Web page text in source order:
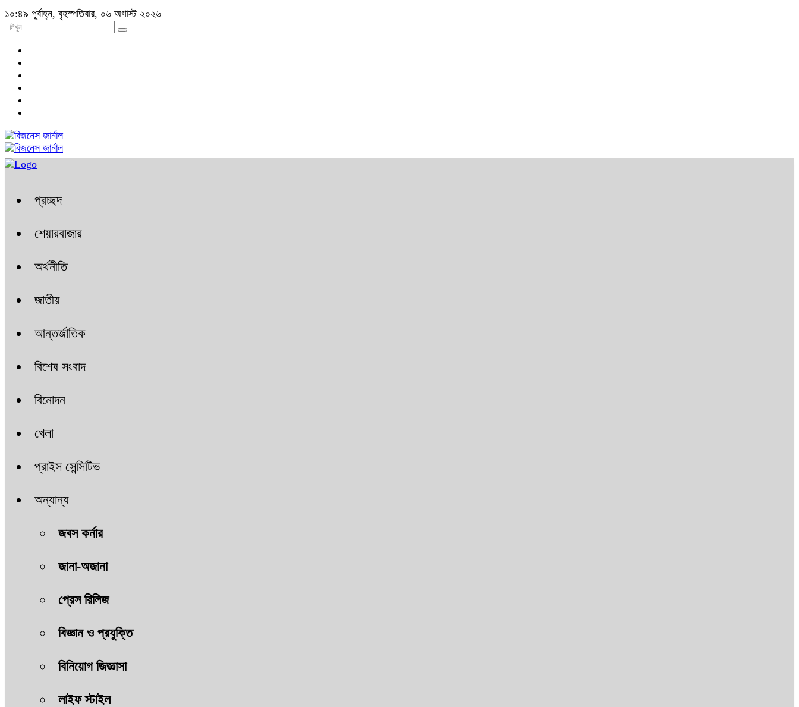
১০:৪৯ পূর্বাহ্ন, বৃহস্পতিবার, ০৬ অগাস্ট ২০২৬
প্রচ্ছদ
শেয়ারবাজার
অর্থনীতি
জাতীয়
আন্তর্জাতিক
বিশেষ সংবাদ
বিনোদন
খেলা
প্রাইস সেন্সিটিভ
অন্যান্য
জবস কর্নার
জানা-অজানা
প্রেস রিলিজ
বিজ্ঞান ও প্রযুক্তি
বিনিয়োগ জিজ্ঞাসা
লাইফ স্টাইল